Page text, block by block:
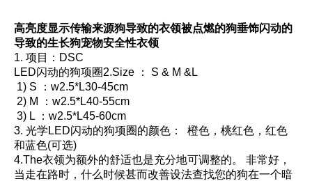
高亮度显示传输来源狗导致的衣领被点燃的狗垂饰闪动的
导致的生长狗宠物安全性衣领
1. 项目：DSC
LED闪动的狗项圈2.Size ： S & M &L
1) S ：w2.5*L30-45cm
2) M ：w2.5*L40-55cm
3) L ：w2.5*L45-60cm
3. 光学LED闪动的狗项圈的颜色： 橙色，桃红色，红色
和蓝色(可选)
4.The衣领为额外的舒适也是充分地可调整的。 非常好，
当走在路时，什么时候甚而改善设法查找您的狗在一个暗